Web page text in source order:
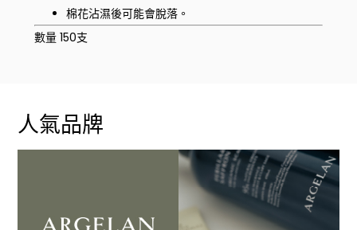
棉花沾濕後可能會脫落。
數量 150支
人氣品牌